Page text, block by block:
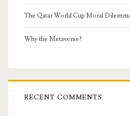
The Qatar World Cup Moral
Why the Metaverse?
RECENT COMMENTS